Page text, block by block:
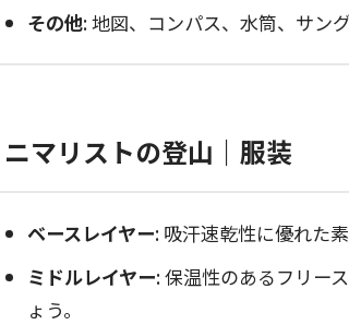
その他: 地図、コンパス、水筒、サン
ニマリストの登山｜服装
ベースレイヤー: 吸汗速乾性に優れた
ミドルレイヤー: 保温性のあるフリー
ょう。